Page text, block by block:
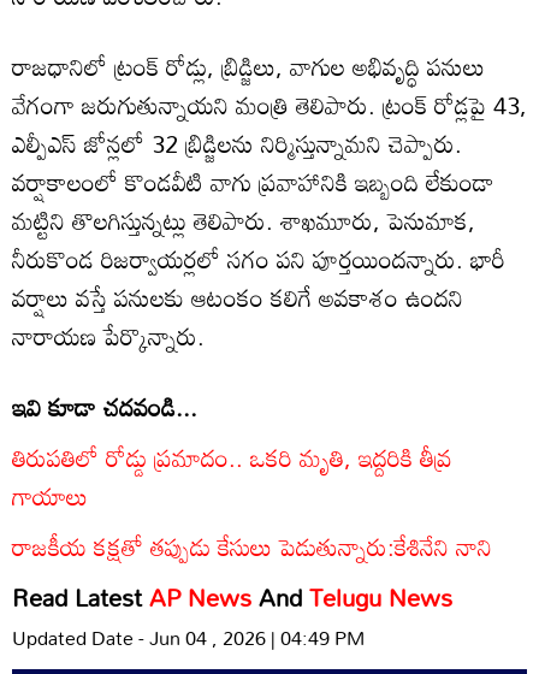
రాజధానిలో ట్రంక్ రోడ్లు, బ్రిడ్జిలు, వాగుల అభివృద్ధి పనులు
వేగంగా జరుగుతున్నాయని మంత్రి తెలిపారు. ట్రంక్ రోడ్లపై 43,
ఎల్పీఎస్ జోన్లలో 32 బ్రిడ్జిలను నిర్మిస్తున్నామని చెప్పారు.
వర్షాకాలంలో కొండవీటి వాగు ప్రవాహానికి ఇబ్బంది లేకుండా
మట్టిని తొలగిస్తున్నట్లు తెలిపారు. శాఖమూరు, పెనుమాక,
నీరుకొండ రిజర్వాయర్లలో సగం పని పూర్తయిందన్నారు. భారీ
వర్షాలు వస్తే పనులకు ఆటంకం కలిగే అవకాశం ఉందని
నారాయణ పేర్కొన్నారు.
ఇవి కూడా చదవండి...
తిరుపతిలో రోడ్డు ప్రమాదం.. ఒకరి మృతి, ఇద్దరికి తీవ్ర
గాయాలు
రాజకీయ కక్షతో తప్పుడు కేసులు పెడుతున్నారు:కేశినేని నాని
Read LatestAP NewsAndTelugu News
Updated Date - Jun 04 , 2026 | 04:49 PM